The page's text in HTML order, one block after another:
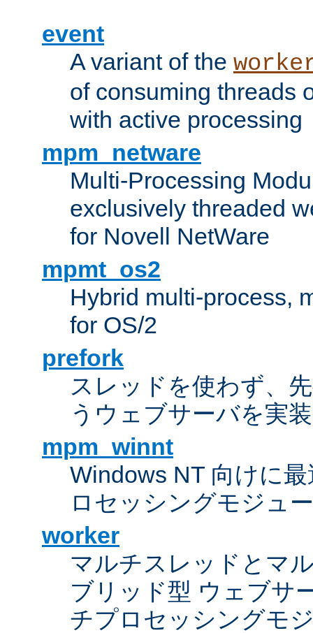
event
A variant of the
of consuming threads
with active processing
mpm_netware
Multi-Processing
exclusively threaded
for Novell NetWare
mpmt_os2
Hybrid multi-process,
for OS/2
prefork
スレッドを使わず、
うウェブサーバを実装
mpm_winnt
Windows NT 向けに
ロセッシングモジュ
worker
マルチスレッドとマ
ブリッド型 ウェブサ
チプロセッシングモ